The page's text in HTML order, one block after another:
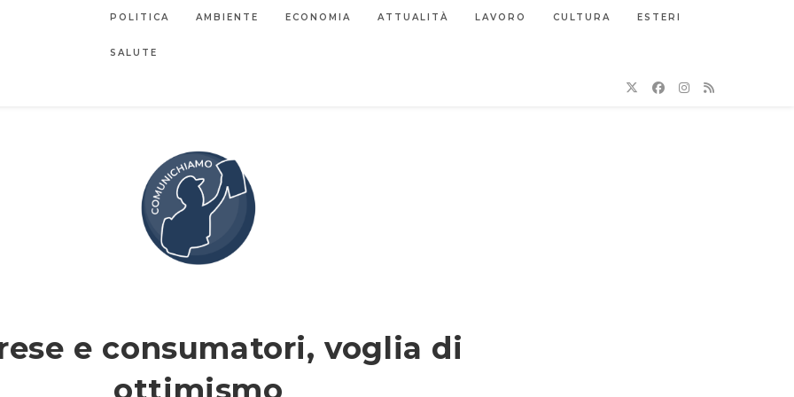
POLITICA AMBIENTE ECONOMIA ATTUALITÀ LAVORO CULTURA ESTERI
SALUTE
e consumatori, voglia di